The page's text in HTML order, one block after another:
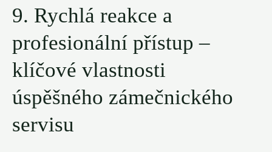
9. Rychlá reakce a
profesionální přístup –
klíčové vlastnosti
úspěšného zámečnického
servisu